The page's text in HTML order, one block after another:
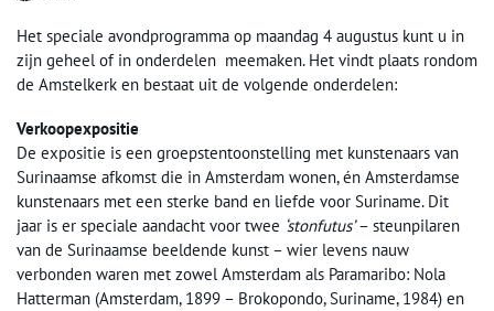
Het speciale avondprogramma op maandag 4 augustus kunt u in
zijn geheel of in onderdelen meemaken. Het vindt plaats rondom
de Amstelkerk en bestaat uit de volgende onderdelen:
Verkoopexpositie
De expositie is een groepstentoonstelling met kunstenaars van
Surinaamse afkomst die in Amsterdam wonen, én Amsterdamse
kunstenaars met een sterke band en liefde voor Suriname. Dit
jaar is er speciale aandacht voor twee ‘stonfutus’– steunpilaren
van de Surinaamse beeldende kunst – wier levens nauw
verbonden waren met zowel Amsterdam als Paramaribo: Nola
Hatterman (Amsterdam, 1899 – Brokopondo, Suriname, 1984) en